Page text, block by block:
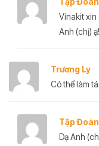
Vinakit xin
Anh (chị) ạ!
Trương Ly
Có thể làm
Tập
Dạ Anh